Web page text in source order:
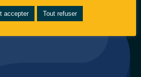
accepter Tout refuser